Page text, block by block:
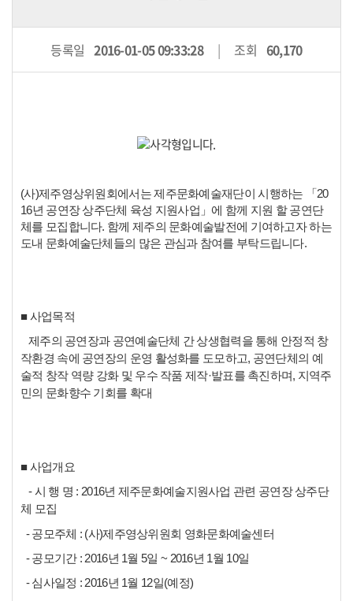
등록일 2016-01-05 09:33:28 조회 60,170
(사)제주영상위원회에서는 제주문화예술재단이 시행하는 「20
16년 공연장 상주단체 육성 지원사업」에 함께 지원 할 공연단
체를 모집합니다. 함께 제주의 문화예술발전에 기여하고자 하는
도내 문화예술단체들의 많은 관심과 참여를 부탁드립니다.
■ 사업목적
제주의 공연장과 공연예술단체 간 상생협력을 통해 안정적 창
작환경 속에 공연장의 운영 활성화를 도모하고, 공연단체의 예
술적 창작 역량 강화 및 우수 작품 제작·발표를 촉진하며, 지역주
민의 문화향수 기회를 확대
■ 사업개요
- 시 행 명 : 2016년 제주문화예술지원사업 관련 공연장 상주단
체 모집
- 공모주체 : (사)제주영상위원회 영화문화예술센터
- 공모기간 : 2016년 1월 5일 ~ 2016년 1월 10일
- 심사일정 : 2016년 1월 12일(예정)